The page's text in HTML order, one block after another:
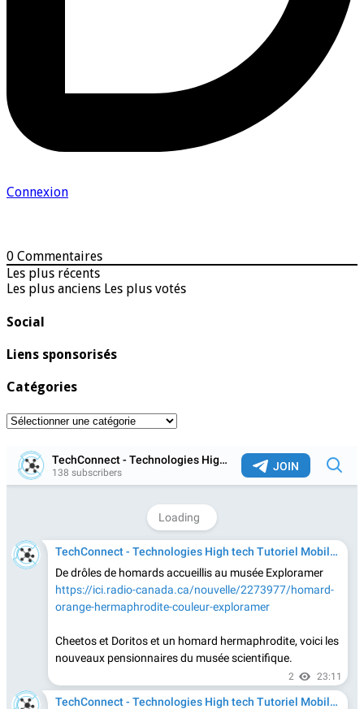
Connexion
0 Commentaires
Les plus récents
Les plus anciens Les plus votés
Social
Liens sponsorisés
Catégories
Catégories